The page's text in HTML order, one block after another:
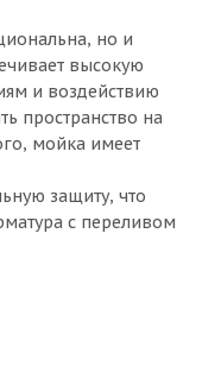
но и
высокую
и воздействию
пространство на
мойка имеет
защиту, что
с переливом